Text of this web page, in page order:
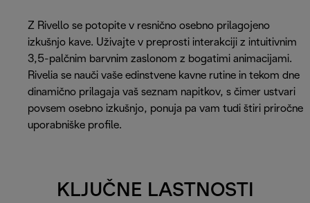
Z Rivello se potopite v resnično osebno prilagojeno
izkušnjo kave. Uživajte v preprosti interakciji z intuitivnim
3,5-palčnim barvnim zaslonom z bogatimi animacijami.
Rivelia se nauči vaše edinstvene kavne rutine in tekom dne
dinamično prilagaja vaš seznam napitkov, s čimer ustvari
povsem osebno izkušnjo, ponuja pa vam tudi štiri priročne
uporabniške profile.
KLJUČNE LASTNOSTI